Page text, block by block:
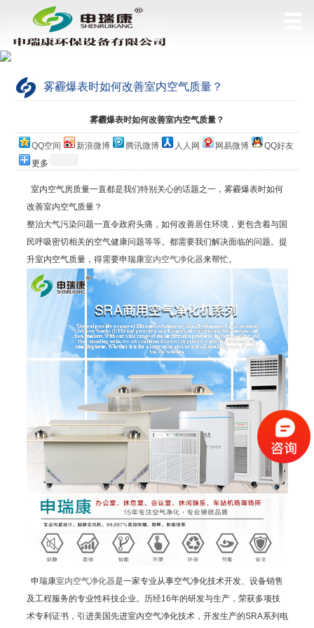
雾霾爆表时如何改善室内空气质量？
雾霾爆表时如何改善室内空气质量？
QQ空间 新浪微博 腾讯微博 人人网 网易微博
QQ好友
更多
室内空气房质量一直都是我们特别关心的话题之一，雾霾爆表时如何
改善室内空气质量？
整治大气污染问题一直令政府头痛，如何改善居住环境，更包含着与国
民呼吸密切相关的空气健康问题等等。都需要我们解决面临的问题。提
升室内空气质量，得需要申瑞康室内空气净化器来帮忙。
申瑞康室内空气净化器是一家专业从事空气净化技术开发、设备销售
及工程服务的专业性科技企业。历经16年的研发与生产，荣获多项技
术专利证书，引进美国先进室内空气净化技术，开发生产的SRA系列电